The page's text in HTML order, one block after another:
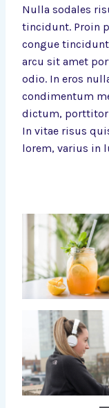
Nulla sodales
tincidunt. Proin
congue
arcu sit amet
odio. In eros
condimentum
dictum, porttitor
In vitae risus
lorem, varius in